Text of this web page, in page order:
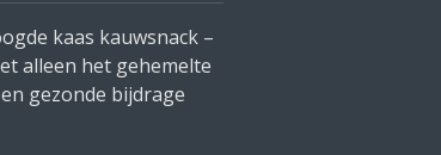
kaas kauwsnack –
alleen het gehemelte
gezonde bijdrage